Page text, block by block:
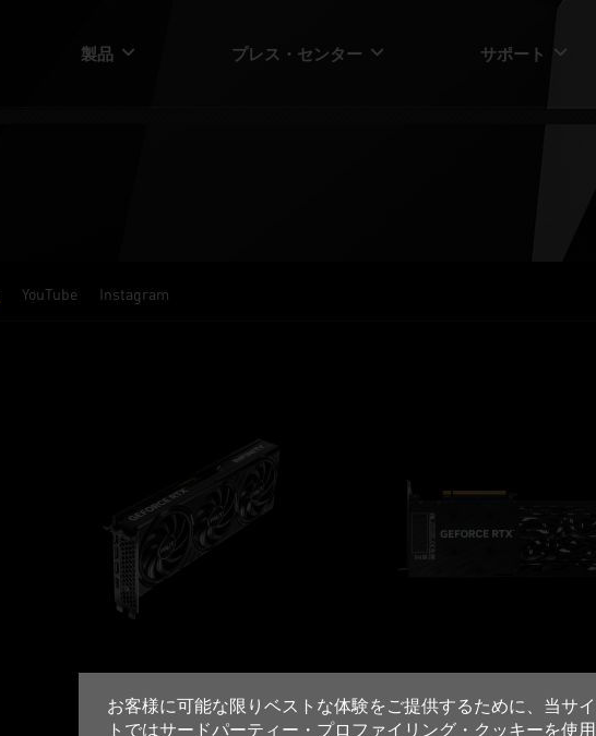
お客様に可能な限りベストな体験をご提供するために、当サイ
トではサードパーティー・プロファイリング・クッキーを使用
製品 プレス・センター サポート
YouTube Instagram